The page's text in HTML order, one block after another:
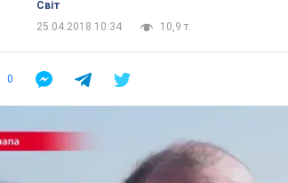
Світ
25.04.2018 10:34
10,9 т.
0